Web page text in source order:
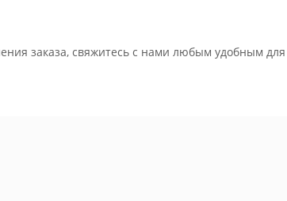
заказа, свяжитесь с нами любым удобным для